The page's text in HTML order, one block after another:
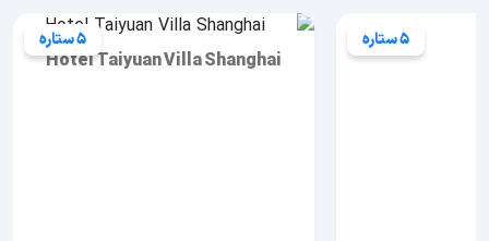
5 ستاره 5 ستاره
Hotel Taiyuan Villa Shanghai